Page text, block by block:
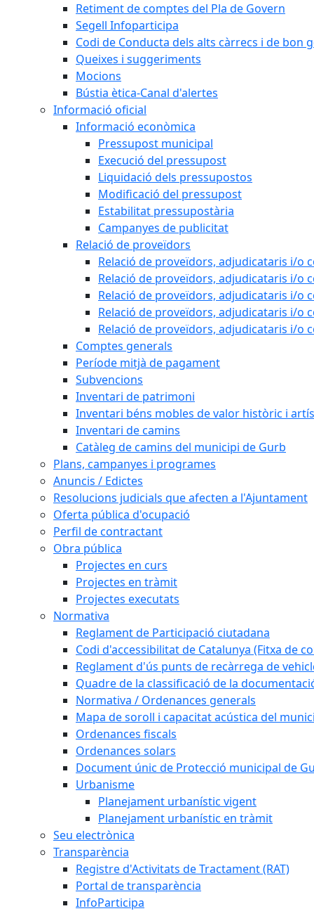
Retiment de comptes del Pla de Govern
Segell Infoparticipa
Codi de Conducta dels alts càrrecs i de bon
Queixes i suggeriments
Mocions
Bústia ètica-Canal d'alertes
Informació oficial
Informació econòmica
Pressupost municipal
Execució del pressupost
Liquidació dels pressupostos
Modificació del pressupost
Estabilitat pressupostària
Campanyes de publicitat
Relació de proveïdors
Relació de proveïdors, adjudicataris i/o
Relació de proveïdors, adjudicataris i/o
Relació de proveïdors, adjudicataris i/o
Relació de proveïdors, adjudicataris i/o
Relació de proveïdors, adjudicataris i/o
Comptes generals
Període mitjà de pagament
Subvencions
Inventari de patrimoni
Inventari béns mobles de valor històric i
Inventari de camins
Catàleg de camins del municipi de Gurb
Plans, campanyes i programes
Anuncis / Edictes
Resolucions judicials que afecten a l'Ajuntament
Oferta pública d'ocupació
Perfil de contractant
Obra pública
Projectes en curs
Projectes en tràmit
Projectes executats
Normativa
Reglament de Participació ciutadana
Codi d'accessibilitat de Catalunya (Fitxa de
Reglament d'ús punts de recàrrega de
Quadre de la classificació de la
Normativa / Ordenances generals
Mapa de soroll i capacitat acústica del
Ordenances fiscals
Ordenances solars
Document únic de Protecció municipal de
Urbanisme
Planejament urbanístic vigent
Planejament urbanístic en tràmit
Seu electrònica
Transparència
Registre d'Activitats de Tractament (RAT)
Portal de transparència
InfoParticipa